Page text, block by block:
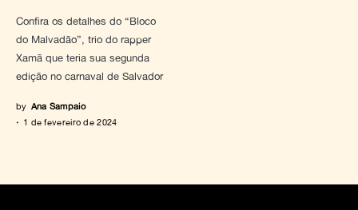
Confira os detalhes do “Bloco
do Malvadão”, trio do rapper
Xamã que teria sua segunda
edição no carnaval de Salvador
by Ana Sampaio
1 de fevereiro de 2024